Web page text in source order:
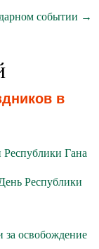
событии →
в
Гана
Республики
за освобождение